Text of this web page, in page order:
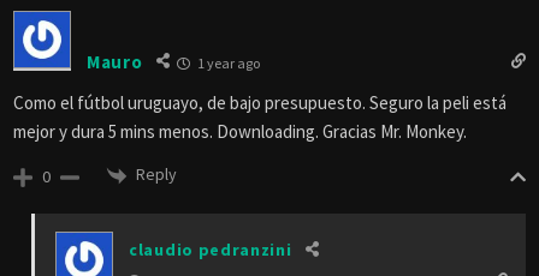
Mauro 1 year ago
Como el fútbol uruguayo, de bajo presupuesto. Seguro la peli está
mejor y dura 5 mins menos. Downloading. Gracias Mr. Monkey.
0 Reply
claudio pedranzini